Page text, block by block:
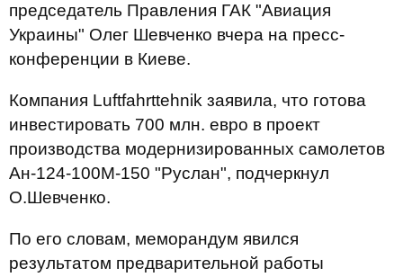
председатель Правления ГАК "Авиация
Украины" Олег Шевченко вчера на пресс-
конференции в Киеве.
Компания Luftfahrttehnik заявила, что готова
инвестировать 700 млн. евро в проект
производства модернизированных самолетов
Ан-124-100М-150 "Руслан", подчеркнул
О.Шевченко.
По его словам, меморандум явился
результатом предварительной работы